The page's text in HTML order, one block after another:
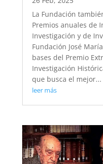
La Fundación
Premios anuales de
Investigación y de
Fundación José
bases del Premio
Investigación
que busca el mejor...
leer más